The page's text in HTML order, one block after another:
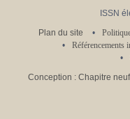
ISSN
Plan du site
Référencements
Conception : Chapitre neuf